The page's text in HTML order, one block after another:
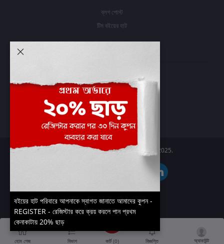
ব্লগ পোস্ট
টিম বইয়ের হাট
প্রবেশ করুন
অর্ডার ইতিহাস
আমার ইচ্ছাগুলি
অর্ডার ট্র্যাকিং
Boier Haat™ | © All rights reserved 2025.
হোম পেজ বিভাগ কার্ট (0) বিজ্ঞপ্তি অ্যাকাউন্ট
বইয়ের হাট পরিবারে আপনাকে স্বাগত জানাতে আমাদের কুপন -
REGISTER - রেজিস্টার করে ক্রয় করলে পান প্রথম
কেনাকাটায় 20% ছাড়